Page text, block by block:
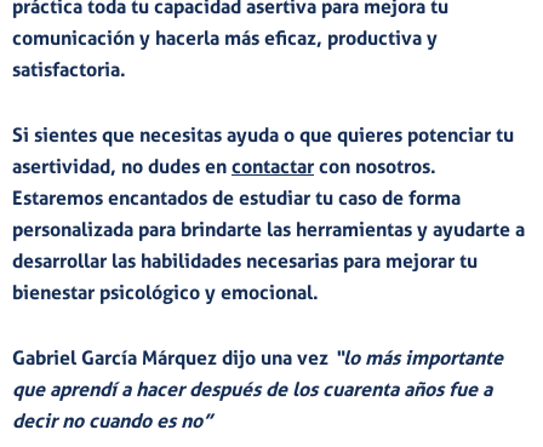
práctica toda tu capacidad asertiva para mejora tu
comunicación y hacerla más eficaz, productiva y
satisfactoria.
Si sientes que necesitas ayuda o que quieres potenciar tu
asertividad, no dudes en contactar con nosotros.
Estaremos encantados de estudiar tu caso de forma
personalizada para brindarte las herramientas y ayudarte a
desarrollar las habilidades necesarias para mejorar tu
bienestar psicológico y emocional.
Gabriel García Márquez dijo una vez “lo más importante
que aprendí a hacer después de los cuarenta años fue a
decir no cuando es no”